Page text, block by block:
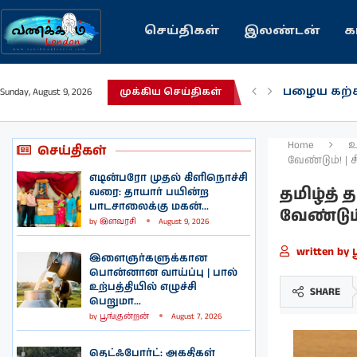
செய்திகள் இலண்டன்
Sunday, August 9, 2026 முக்கிய செய்திகள்
பழைய
செய்திகள்
எடின்பரோ முதல் கிளிநொச்சி
வரை: தாயார் பயின்ற
பாடசாலைக்கு மகன்...
by இளவரசி August 9, 2026
இளைஞர்களுக்கான
பொன்னான வாய்ப்பு | பால்
உற்பத்தியில் எழுச்சி
பெறுமா...
by பூங்குன்றன் August 7, 2026
தெட்ஃபோர்ட்: அகதிகள்
Home
வேண்டும்! |
தமிழ்த்
written by
SHARE